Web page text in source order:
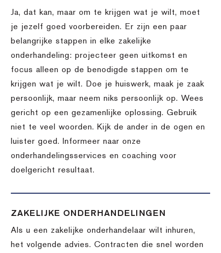
Ja, dat kan, maar om te krijgen wat je wilt, moet
je jezelf goed voorbereiden. Er zijn een paar
belangrijke stappen in elke zakelijke
onderhandeling: projecteer geen uitkomst en
focus alleen op de benodigde stappen om te
krijgen wat je wilt. Doe je huiswerk, maak je zaak
persoonlijk, maar neem niks persoonlijk op. Wees
gericht op een gezamenlijke oplossing. Gebruik
niet te veel woorden. Kijk de ander in de ogen en
luister goed. Informeer naar onze
onderhandelingsservices en coaching voor
doelgericht resultaat.
ZAKELIJKE ONDERHANDELINGEN
Als u een zakelijke onderhandelaar wilt inhuren,
het volgende advies. Contracten die snel worden